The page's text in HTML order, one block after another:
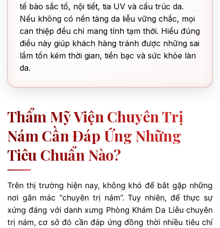
tế bào sắc tố, nội tiết, tia UV và cấu trúc da.
Nếu không có nền tảng da liễu vững chắc, mọi
can thiệp đều chỉ mang tính tạm thời. Hiểu đúng
điều này giúp khách hàng tránh được những sai
lầm tốn kém thời gian, tiền bạc và sức khỏe làn
da.
Thẩm Mỹ Viện Chuyên Trị
Nám Cần Đáp Ứng Những
Tiêu Chuẩn Nào?
Trên thị trường hiện nay, không khó để bắt gặp những
nơi gắn mác “chuyên trị nám”. Tuy nhiên, để thực sự
xứng đáng với danh xưng Phòng Khám Da Liễu chuyên
trị nám, cơ sở đó cần đáp ứng đồng thời nhiều tiêu chí